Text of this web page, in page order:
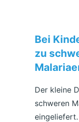
Bei
zu
Der kleine
schweren